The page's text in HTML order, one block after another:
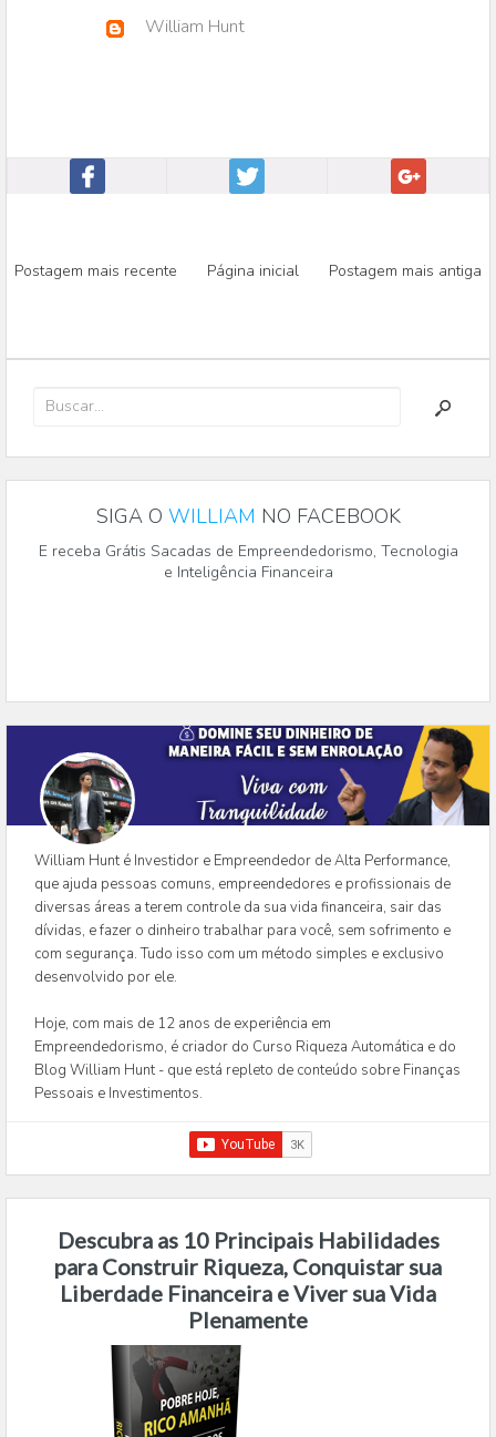
William Hunt
Postagem mais recente Página inicial Postagem mais antiga
SIGA O WILLIAM NO FACEBOOK
E receba Grátis Sacadas de Empreendedorismo, Tecnologia
e Inteligência Financeira
William Hunt é Investidor e Empreendedor de Alta Performance,
que ajuda pessoas comuns, empreendedores e profissionais de
diversas áreas a terem controle da sua vida financeira, sair das
dívidas, e fazer o dinheiro trabalhar para você, sem sofrimento e
com segurança. Tudo isso com um método simples e exclusivo
desenvolvido por ele.
Hoje, com mais de 12 anos de experiência em
Empreendedorismo, é criador do Curso Riqueza Automática e do
Blog William Hunt - que está repleto de conteúdo sobre Finanças
Pessoais e Investimentos.
Descubra as 10 Principais Habilidades
para Construir Riqueza, Conquistar sua
Liberdade Financeira e Viver sua Vida
Plenamente